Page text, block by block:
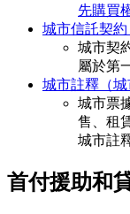
先購買
城市信託契約
城市契
屬於第
城市註釋（城
城市票
售、租
城市註
首付援助和